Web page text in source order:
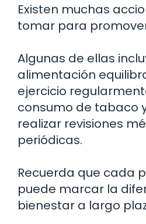
Existen muchas
tomar para
Algunas de ellas
alimentación
ejercicio
consumo de tabaco
realizar revisiones
periódicas.
Recuerda que cada
puede marcar la
bienestar a largo